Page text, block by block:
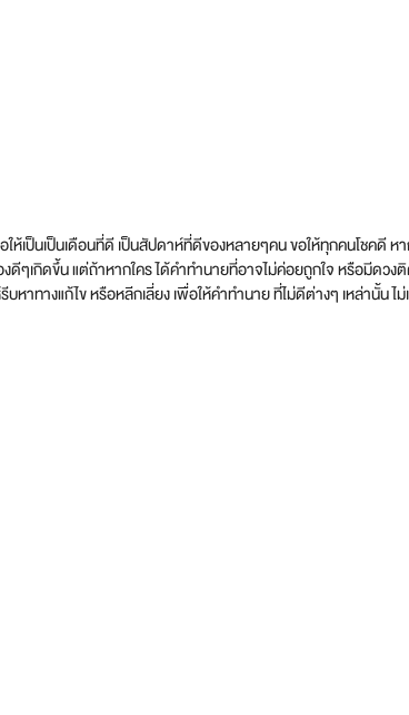
เป็นเป็นเดือนที่ดี เป็นสัปดาห์ที่ดีของหลายๆคน ขอให้ทุกคนโชคดี ห
ๆเกิดขึ้น แต่ถ้าหากใคร ได้คำทำนายที่อาจไม่ค่อยถูกใจ หรือมีดว
บหาทางแก้ไข หรือหลีกเลี่ยง เพื่อให้คำทำนาย ที่ไม่ดีต่างๆ เหล่า